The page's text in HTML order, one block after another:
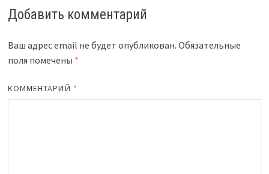
Добавить комментарий
Ваш адрес email не будет опубликован. Обязательные
поля помечены *
КОММЕНТАРИЙ *